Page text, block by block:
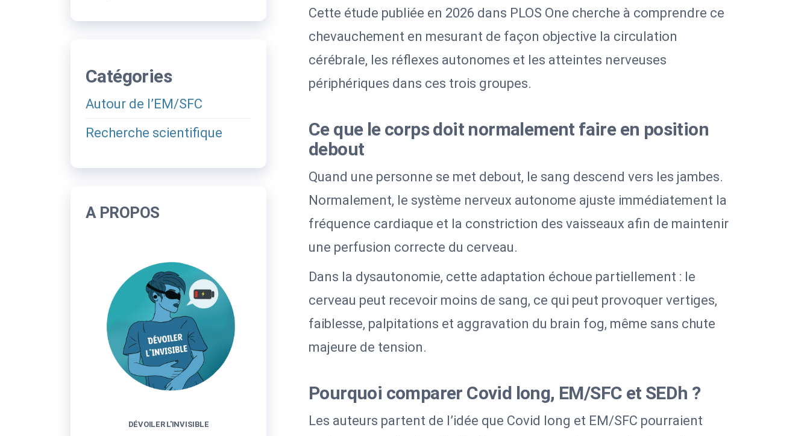
Cette étude publiée en 2026 dans PLOS One cherche à comprendre ce
chevauchement en mesurant de façon objective la circulation
cérébrale, les réflexes autonomes et les atteintes nerveuses
périphériques dans ces trois groupes.
Ce que le corps doit normalement faire en position
debout
Quand une personne se met debout, le sang descend vers les jambes.
Normalement, le système nerveux autonome ajuste immédiatement la
fréquence cardiaque et la constriction des vaisseaux afin de maintenir
une perfusion correcte du cerveau.
Dans la dysautonomie, cette adaptation échoue partiellement : le
cerveau peut recevoir moins de sang, ce qui peut provoquer vertiges,
faiblesse, palpitations et aggravation du brain fog, même sans chute
majeure de tension.
Pourquoi comparer Covid long, EM/SFC et SEDh ?
Les auteurs partent de l’idée que Covid long et EM/SFC pourraient
Catégories
Autour de l’EM/SFC
Recherche scientifique
A PROPOS
DÉVOILER L'INVISIBLE